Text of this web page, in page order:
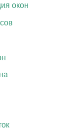
окон